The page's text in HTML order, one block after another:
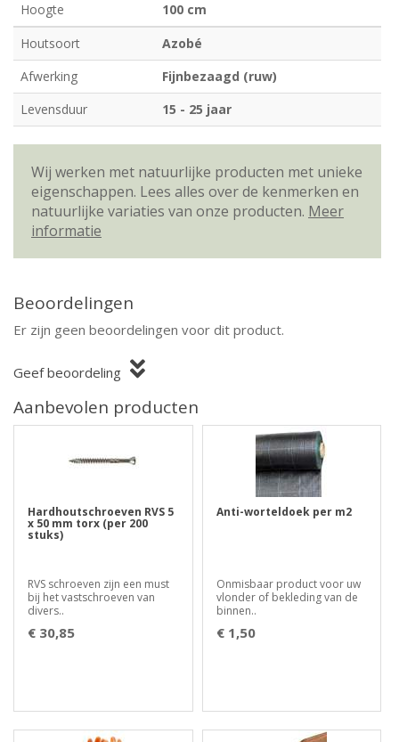
Hoogte
100 cm
Houtsoort
Azobé
Afwerking
Fijnbezaagd (ruw)
Levensduur
15 - 25 jaar
Wij werken met natuurlijke producten met unieke
eigenschappen. Lees alles over de kenmerken en
natuurlijke variaties van onze producten. Meer
informatie
Beoordelingen
Er zijn geen beoordelingen voor dit product.
Geef beoordeling
Aanbevolen producten
Hardhoutschroeven RVS 5
x 50 mm torx (per 200
stuks)
RVS schroeven zijn een must
bij het vastschroeven van
divers..
€ 30,85
Anti-worteldoek per m2
Onmisbaar product voor uw
vlonder of bekleding van de
binnen..
€ 1,50